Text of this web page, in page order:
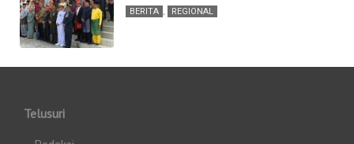
BERITA , REGIONAL
Telusuri